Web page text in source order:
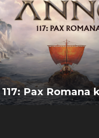
Pax Romana